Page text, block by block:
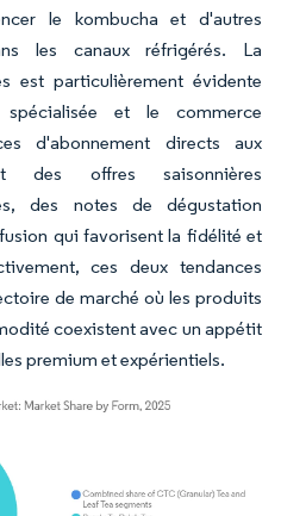
le kombucha et d'autres
les canaux réfrigérés. La
est particulièrement évidente
et le commerce
d'abonnement directs aux
des offres saisonnières
des notes de dégustation
qui favorisent la fidélité et
ces deux tendances
de marché où les produits
coexistent avec un appétit
premium et expérientiels.